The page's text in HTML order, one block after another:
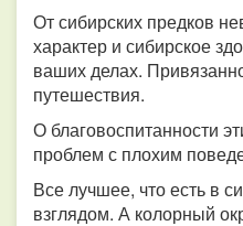
От сибирских предков
характер и сибирское
ваших делах.
путешествия.
О благовоспитанности
проблем с плохим
Все лучшее, что есть в
взглядом. А колорный